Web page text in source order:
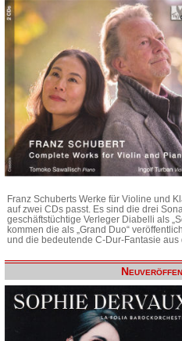
Franz Schuberts Werke für Violine und
auf zwei CDs passt. Es sind die drei
geschäftstüchtige Verleger Diabelli als
kommen die als „Grand Duo“
und die bedeutende C-Dur-Fantasie aus